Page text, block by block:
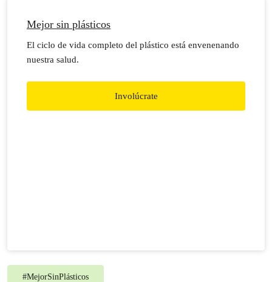
Mejor sin plásticos
El ciclo de vida completo del plástico está envenenando
nuestra salud.
Involúcrate
#MejorSinPlásticos